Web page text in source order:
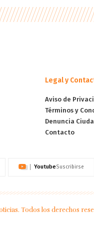
Legal y
Aviso de
Términos y
Denuncia
Contacto
YoutubeSuscribirse
Todos los derechos